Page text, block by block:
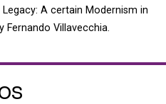
A certain Modernism in
Fernando Villavecchia.